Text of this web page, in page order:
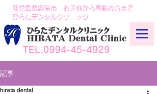
TEL.0994-45-4929
鹿児島県鹿屋市 お子様から高齢の方まで…
ひらたデンタルクリニック
記事
hirata dental